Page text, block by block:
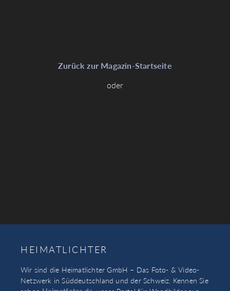
Zurück zur Magazin-Startseite
oder
HEIMATLICHTER
Wir sind die Heimatlichter GmbH – Das Foto- & Video-
Netzwerk in Süddeutschland und der Schweiz. Kennen Sie